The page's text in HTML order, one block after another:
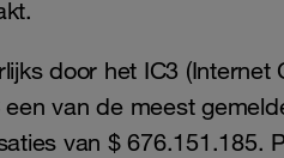
door het IC3 (Internet
van de meest
van $ 676.151.185.